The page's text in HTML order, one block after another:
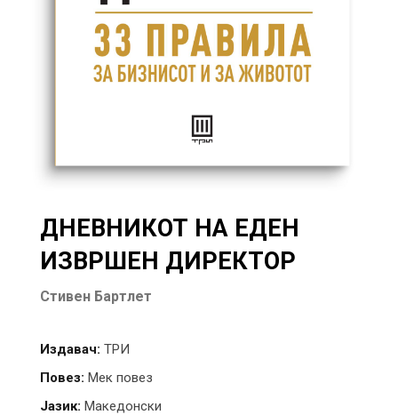
ДНЕВНИКОТ НА ЕДЕН
ИЗВРШЕН ДИРЕКТОР
Стивен Бартлет
Издавач: ТРИ
Повез: Мек повез
Јазик: Македонски